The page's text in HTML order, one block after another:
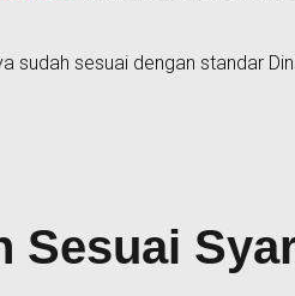
sudah sesuai dengan standar
Sesuai